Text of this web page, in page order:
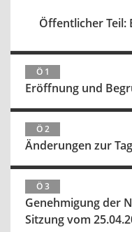
Öffentlicher Teil:
Ö 1
Eröffnung und
Ö 2
Änderungen zur
Ö 3
Genehmigung der
Sitzung vom